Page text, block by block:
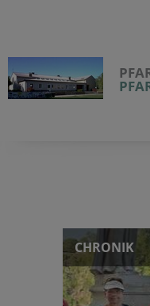
CHRONIK